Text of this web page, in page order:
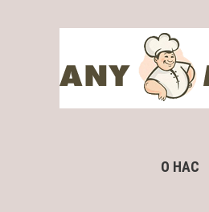
О НАС